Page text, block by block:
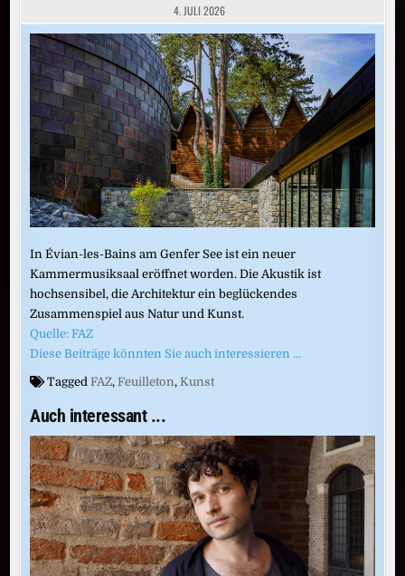
4. JULI 2026
In Évian-les-Bains am Genfer See ist ein neuer
Kammermusiksaal eröffnet worden. Die Akustik ist
hochsensibel, die Architektur ein beglückendes
Zusammenspiel aus Natur und Kunst.
Quelle: FAZ
Diese Beiträge könnten Sie auch interessieren …
TaggedFAZ,Feuilleton,Kunst
Auch interessant ...